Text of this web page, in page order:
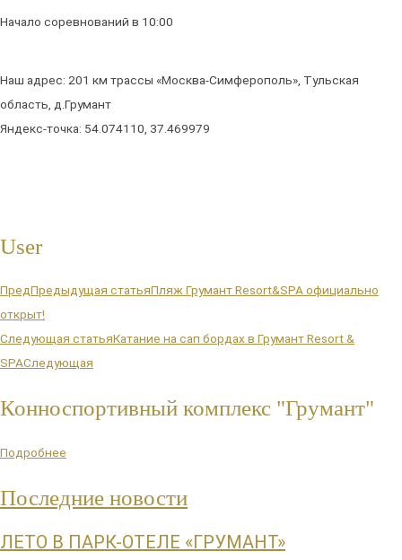
Начало соревнований в 10:00
Наш адрес: 201 км трассы «Москва-Симферополь», Тульская
область, д.Грумант
Яндекс-точка: 54.074110, 37.469979
User
ПредПредыдущая статьяПляж Грумант Resort&SPA официально
открыт!
Следующая статьяКатание на сап бордах в Грумант Resort &
SPAСледующая
Конноспортивный комплекс "Грумант"
Подробнее
Последние новости
ЛЕТО В ПАРК-ОТЕЛЕ «ГРУМАНТ»